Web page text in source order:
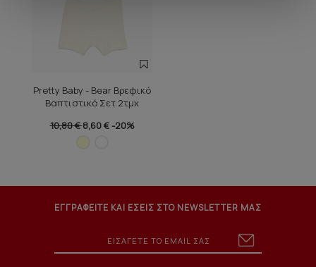
Pretty Baby - Bear Βρεφικό
Βαπτιστικό Σετ 2τμχ
10,80 €8,60 € -20%
ΕΓΓΡΑΦΕΙΤΕ ΚΑΙ ΕΣΕΙΣ ΣΤΟ NEWSLETTER ΜΑΣ